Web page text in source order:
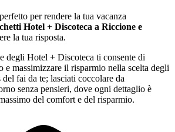
per rendere la tua vacanza
Hotel + Discoteca a Riccione e
la tua risposta.
degli Hotel + Discoteca ti consente di
e massimizzare il risparmio nella scelta degli
fai da te; lasciati coccolare da
senza pensieri, dove ogni dettaglio è
del comfort e del risparmio.